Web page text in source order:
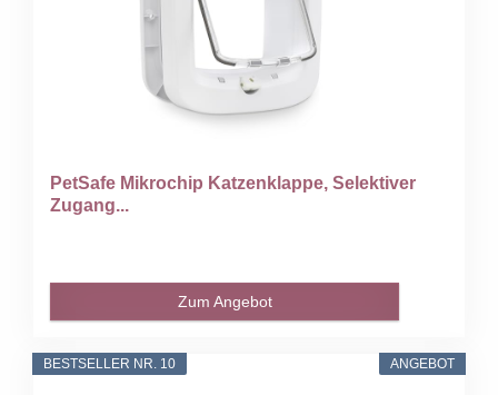
PetSafe Mikrochip Katzenklappe, Selektiver
Zugang...
Zum Angebot
ANGEBOT
BESTSELLER NR. 10